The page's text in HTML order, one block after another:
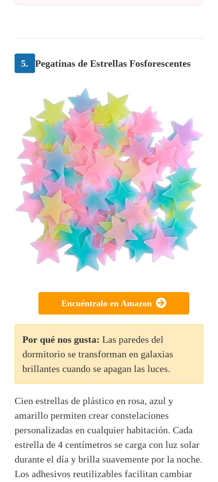
5. Pegatinas de Estrellas Fosforescentes
Encuéntralo en Amazon
Por qué nos gusta: Las paredes del
dormitorio se transforman en galaxias
brillantes cuando se apagan las luces.
Cien estrellas de plástico en rosa, azul y
amarillo permiten crear constelaciones
personalizadas en cualquier habitación. Cada
estrella de 4 centímetros se carga con luz solar
durante el día y brilla suavemente por la noche.
Los adhesivos reutilizables facilitan cambiar